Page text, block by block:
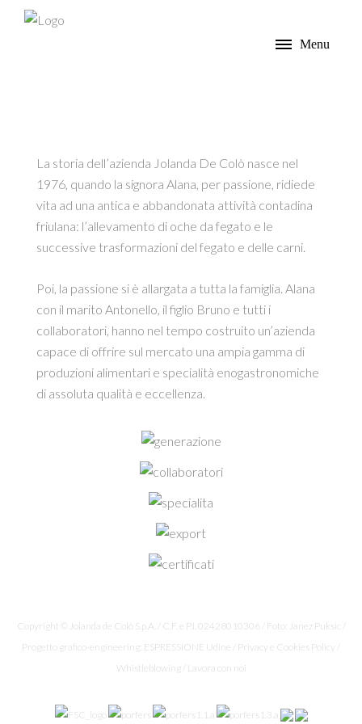
Menu
La storia dell’azienda Jolanda De Colò nasce nel
1976, quando la signora Alana, per passione, ridiede
vita ad una antica e abbandonata attività contadina
friulana: l’allevamento di oche da fegato e le
successive trasformazioni del fegato e delle carni.
Poi, la passione si è allargata a tutta la famiglia. Alana
con il marito Antonello, il figlio Bruno e tutti i
collaboratori, hanno nel tempo costruito un’azienda
capace di offrire sul mercato una ampia gamma di
produzioni alimentari e specialità enogastronomiche
di assoluta qualità e eccellenza.
Copyright © Jolanda de Colò S.p.A. / C.F. e P.I. 02428010306 / Foto: Janez Puksic /
Progetto grafico-engineering: ESPRESSIONE Udine / Privacy e Cookies Policy
Whistleblowing/ Lavora con noi